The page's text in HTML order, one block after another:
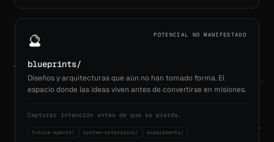
🔮 POTENCIAL NO MANIFESTADO
blueprints/
Diseños y arquitecturas que aún no han tomado forma. El
espacio donde las ideas viven antes de convertirse en misiones.
Capturar intención antes de que se pierda.
future-agents/ system-extensions/ experiments/